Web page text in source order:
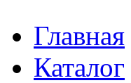
Главная
Каталог